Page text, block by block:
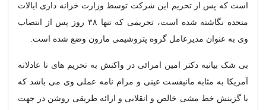
است که پس از تحریم این شرکت توسط وزارت خزانه داری ایالات
متحده نگاشته شده است، تحریمی که تنها ۳۸ روز پس از انتصاب
وی به عنوان مدیرعامل گروه پتروشیمی مارون وضع شده است.
بی شک بیانبه دکتر امین امرائی در واکنش به تحریم های نا عادلانه
آمریکا به مثابه مانیفست عینی و مرام نامه عملی وی می باشد که
با گزینش خط مشی خالص و انقلابی و ارائه طریقی روشن در جهت